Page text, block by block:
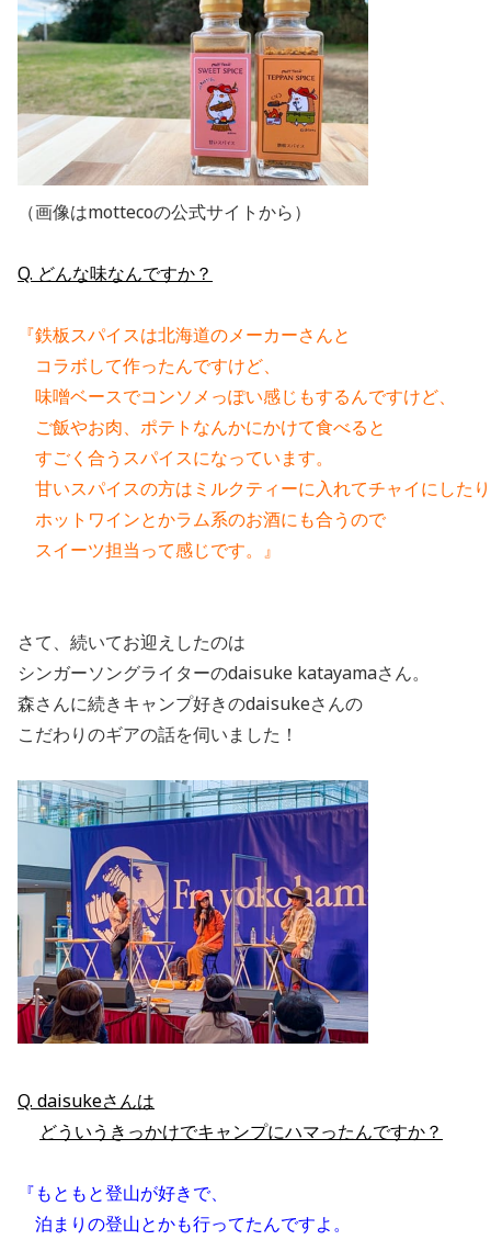
（画像はmottecoの公式サイトから）
Q. どんな味なんですか？
『鉄板スパイスは北海道のメーカーさんと
コラボして作ったんですけど、
味噌ベースでコンソメっぽい感じもするんですけど、
ご飯やお肉、ポテトなんかにかけて食べると
すごく合うスパイスになっています。
甘いスパイスの方はミルクティーに入れてチャイにした
ホットワインとかラム系のお酒にも合うので
スイーツ担当って感じです。』
さて、続いてお迎えしたのは
シンガーソングライターのdaisuke katayamaさん。
森さんに続きキャンプ好きのdaisukeさんの
こだわりのギアの話を伺いました！
Q. daisukeさんは
どういうきっかけでキャンプにハマったんですか？
『もともと登山が好きで、
泊まりの登山とかも行ってたんですよ。